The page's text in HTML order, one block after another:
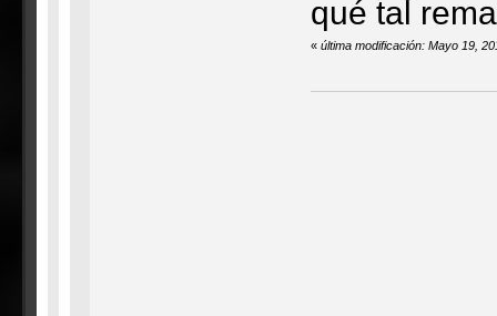
qué tal
«última modificación: Mayo 19,